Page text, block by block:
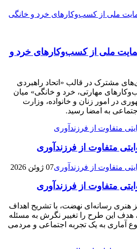
ملی از کسب‌وکارهای خرد و
مشترک در قالب «اتحاد راهبردی
مهارتی، خرد و خانگی» میان
در امور زنان و خانواده، وزارت
به امضا رسید.
متفاوت از فرزندآوری
07 ژوئن 2026
متفاوت از فرزندآوری
هنری رسانه‌ای نهضت، با تشریح اهداف
هدف این طرح را تغییر نگرش به مسئله
آماری به یک تجربه اجتماعی و مردمی